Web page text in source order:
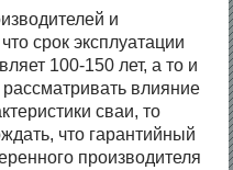
и
срок эксплуатации
100-150 лет, а то и
влияние
сваи, то
что гарантийный
производителя